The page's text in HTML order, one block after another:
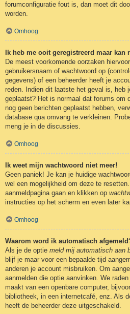
forumconfiguratie fout is, dan moet dit
worden.
Omhoog
Ik heb me ooit geregistreerd maar kan
De meest voorkomende oorzaken
gebruikersnaam of wachtwoord op
gegevens) of een beheerder heeft je
reden. Indien dit laatste het geval is, heb
geplaatst? Het is normaal dat forums om
nog geen berichten geplaatst hebben,
database qua omvang te verkleinen.
meng je in de discussies.
Omhoog
Ik weet mijn wachtwoord niet meer!
Geen paniek! Je kan je huidige
wel een mogelijkheid om deze te
aanmeldpagina gaan en klikken op
instructies op het scherm en even later
Omhoog
Waarom word ik automatisch
Als je de optie meld mij automatisch aan
blijf je maar voor een bepaalde tijd
anderen je account misbruiken. Om
aanmelden die optie aanvinken. We
maakt van een openbare computer,
bibliotheek, in een internetcafé, enz. Als
heeft de beheerder deze uitgeschakeld.